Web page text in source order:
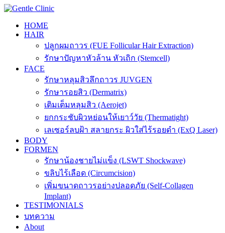
Skip
contentHOME
HAIR
ปลูกผมถาวร (FUE Follicular Hair Extraction)
รักษาปัญหาหัวล้าน หัวเถิก (Stemcell)
FACE
รักษาหลุมสิวลึกถาวร JUVGEN
รักษารอยสิว (Dermatrix)
เติมเต็มหลุมสิว (Aerojet)
ยกกระชับผิวหย่อนให้เยาว์วัย (Thermatight)
เลเซอร์ลบฝ้า สลายกระ ผิวใส่ไร้รอยดำ (ExQ Laser)
BODY
FORMEN
รักษาน้องชายไม่แข็ง (LSWT Shockwave)
ขลิบไร้เลือด (Circumcision)
เพิ่มขนาดถาวรอย่างปลอดภัย (Self-Collagen
Implant)
TESTIMONIALS
บทความ
About